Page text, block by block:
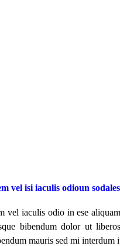
vel isi iaculis odioun
vel iaculis odio in ese
bibendum dolor ut
mauris sed mi interdum